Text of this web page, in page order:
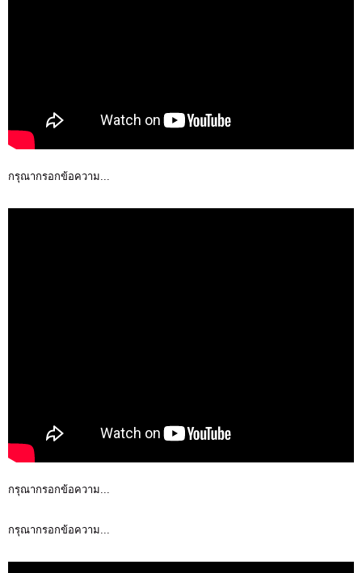
กรุณากรอกข้อความ...
กรุณากรอกข้อความ...
กรุณากรอกข้อความ...